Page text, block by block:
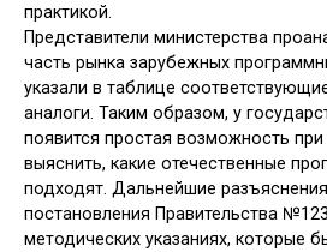
практикой.
Представители министерства
часть рынка зарубежных
указали в таблице
аналоги. Таким образом, у
появится простая возможность
выяснить, какие отечественные
подходят. Дальнейшие
постановления Правительства
методических указаниях, которые